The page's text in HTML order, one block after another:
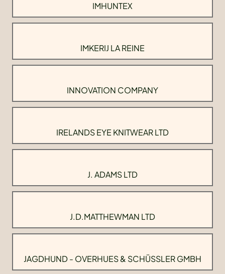
IMHUNTEX
IMKERIJ LA REINE
INNOVATION COMPANY
IRELANDS EYE KNITWEAR LTD
J. ADAMS LTD
J.D.MATTHEWMAN LTD
JAGDHUND - OVERHUES & SCHÜSSLER GMBH